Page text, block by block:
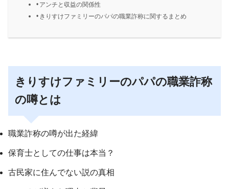
アンチと収益の関係性
きりすけファミリーのパパの職業詐称に関するまとめ
きりすけファミリーのパパの職業詐称
の噂とは
職業詐称の噂が出た経緯
保育士としての仕事は本当？
古民家に住んでない説の真相